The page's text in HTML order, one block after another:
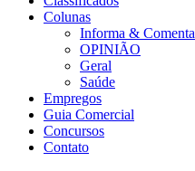
Colunas
Informa & Comenta
OPINIÃO
Geral
Saúde
Empregos
Guia Comercial
Concursos
Contato